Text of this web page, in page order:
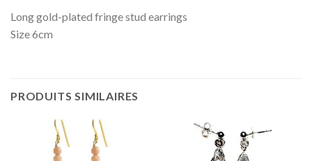
Long gold-plated fringe stud earrings
Size 6cm
PRODUITS SIMILAIRES